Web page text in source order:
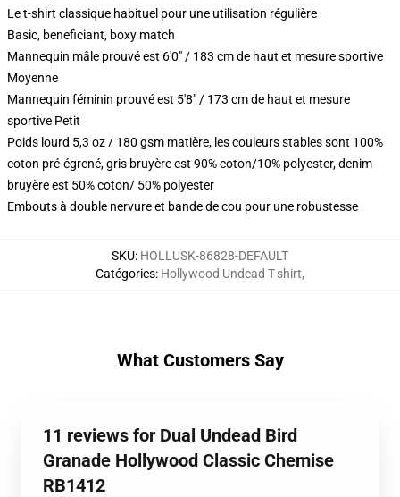
Le t-shirt classique habituel pour une utilisation régulière
Basic, beneficiant, boxy match
Mannequin mâle prouvé est 6'0" / 183 cm de haut et mesure sportive
Moyenne
Mannequin féminin prouvé est 5'8" / 173 cm de haut et mesure
sportive Petit
Poids lourd 5,3 oz / 180 gsm matière, les couleurs stables sont 100%
coton pré-égrené, gris bruyère est 90% coton/10% polyester, denim
bruyère est 50% coton/ 50% polyester
Embouts à double nervure et bande de cou pour une robustesse
SKU: HOLLUSK-86828-DEFAULT
Catégories: Hollywood Undead T-shirt,
What Customers Say
11 reviews for Dual Undead Bird
Granade Hollywood Classic Chemise
RB1412